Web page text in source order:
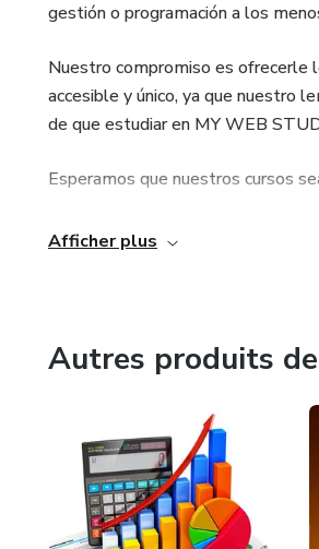
gestión o programación a los
Nuestro compromiso es ofrecerle
accesible y único, ya que nuestro
de que estudiar en MY WEB
Esperamos que nuestros cursos
Afficher plus
Autres produits